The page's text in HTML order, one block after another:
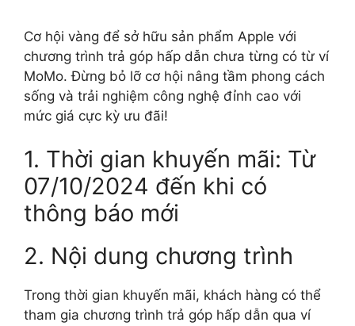
Cơ hội vàng để sở hữu sản phẩm Apple với
chương trình trả góp hấp dẫn chưa từng có từ ví
MoMo. Đừng bỏ lỡ cơ hội nâng tầm phong cách
sống và trải nghiệm công nghệ đỉnh cao với
mức giá cực kỳ ưu đãi!
1. Thời gian khuyến mãi: Từ
07/10/2024 đến khi có
thông báo mới
2. Nội dung chương trình
Trong thời gian khuyến mãi, khách hàng có thể
tham gia chương trình trả góp hấp dẫn qua ví